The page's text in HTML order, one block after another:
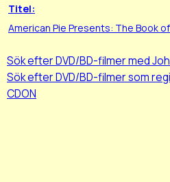
Titel:
American Pie Presents: The Book
Sök efter DVD/BD-filmer med
Sök efter DVD/BD-filmer som
CDON